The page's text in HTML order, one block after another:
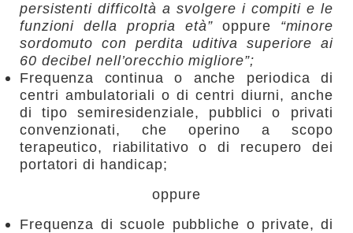
persistenti difficoltà a svolgere i compiti e le
funzioni della propria età” oppure “minore
sordomuto con perdita uditiva superiore ai
60 decibel nell’orecchio migliore”;
Frequenza continua o anche periodica di
centri ambulatoriali o di centri diurni, anche
di tipo semiresidenziale, pubblici o privati
convenzionati, che operino a scopo
terapeutico, riabilitativo o di recupero dei
portatori di handicap;
oppure
Frequenza di scuole pubbliche o private, di